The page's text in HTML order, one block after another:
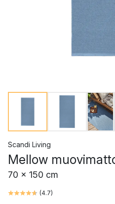
Scandi Living
Mellow
70 x 150 cm
(4.7)